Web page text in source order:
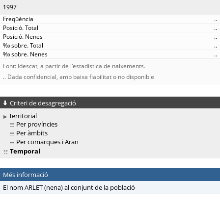
1997
..
..
..
..
..
Font: Idescat, a partir de l'estadística de naixements.
.. Dada confidencial, amb baixa fiabilitat o no disponible
Criteri de desagregació
Territorial
Per províncies
Per àmbits
Per comarques i Aran
Temporal
Més informació
El nom ARLET (nena) al conjunt de la població